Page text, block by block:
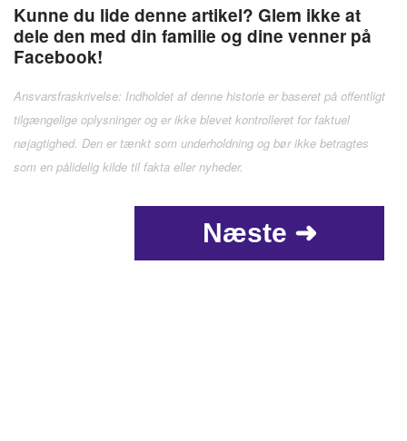
Kunne du lide denne artikel? Glem ikke at
dele den med din familie og dine venner på
Facebook!
Ansvarsfraskrivelse: Indholdet af denne historie er baseret på offentligt
tilgængelige oplysninger og er ikke blevet kontrolleret for faktuel
nøjagtighed. Den er tænkt som underholdning og bør ikke betragtes
som en pålidelig kilde til fakta eller nyheder.
Næste ➜